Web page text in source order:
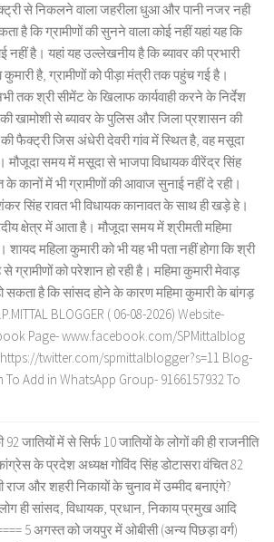
से निकलने वाला जहरीला धुआ और पानी नजर नही
है कि ग्रामीणों की सुनने वाला कोई नहीं यहां यह कि
नहीं है। यहां यह उल्लेखनीय है कि ब्यावर की प्रभारी
है, ग्रामीणों को पीड़ा मंत्री तक पहुंच गई है।
तक श्री सीमेंट के खिलाफ कार्यवाही करने के निर्देश
की खामोशी से ब्यावर के पुलिस और जिला प्रशासन की
फैक्ट्री जिस अंधेरी देवरी गांव में स्थित है, वह मसूदा
मौजूदा समय में मसूदा से भाजपा विधायक वीरेंद्र सिंह
कानों में भी ग्रामीणों की आवाज सुनाई नहीं दे रही।
सिंह रावत भी विधायक कानावत के साथ ही खड़े हे।
क्षेत्र में आता है। मौजूदा समय में श्रीमती महिमा
महिला कुमारी को भी यह भी पता नहीं होगा कि श्री
को परेशान हो रही है। महिमा कुमारी मेवाड़
है कि सांसद होने के कारण महिमा कुमारी के बांगड़
BLOGGER ( 06-08-2026) Website-
Page- www.facebook.com/SPMittalblog
twitter.com/spmittalblogger?s=11 Blog-
Add in WhatsApp Group- 9166157932 To
जातियों में से सिर्फ 10 जातियों के लोगों की ही राजनीति
के प्रदेश अध्यक्ष गोविंद सिंह डोटासरा वंचित 82
राज और शहरी निकायों के चुनाव में उम्मीद बनाएंगे?
ही सांसद, विधायक, प्रधान, निकाय प्रमुख आदि
5 अगस्त को जयपुर में ओबीसी (अन्य पिछड़ा वर्ग)